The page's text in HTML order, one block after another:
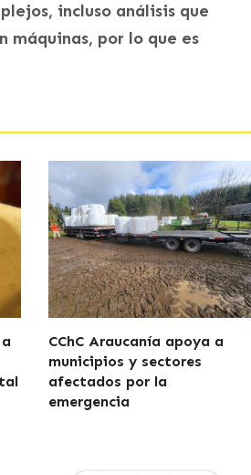
incluso análisis que
máquinas, por lo que es
CChC Araucanía apoya a
municipios y sectores
afectados por la
emergencia